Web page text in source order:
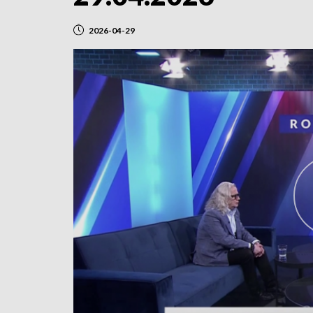
2026-04-29